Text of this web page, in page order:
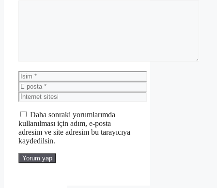
İsim
E-
posta
İnternet
sitesi
Daha sonraki yorumlarımda
kullanılması için adım, e-posta
adresim ve site adresim bu tarayıcıya
kaydedilsin.